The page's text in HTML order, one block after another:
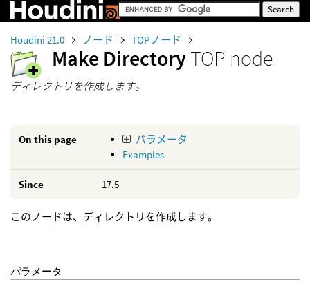
Houdini 21.0 ノード TOPノード
Make DirectoryTOP node
ディレクトリを作成します。
On this page
パラメータ
Examples
Since 17.5
このノードは、ディレクトリを作成します。
パラメータ